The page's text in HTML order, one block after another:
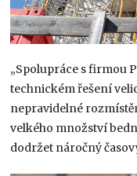
„Spolupráce s firmou
technickém řešení
nepravidelné
velkého množství
dodržet náročný